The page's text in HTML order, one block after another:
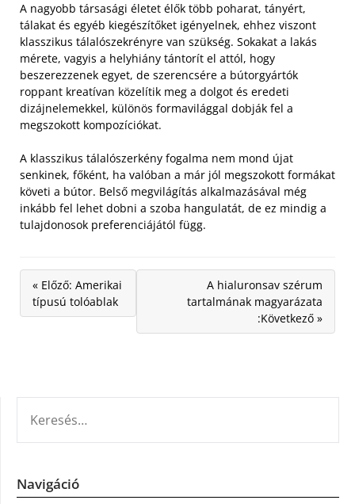
A nagyobb társasági életet élők több poharat, tányért,
tálakat és egyéb kiegészítőket igényelnek, ehhez viszont
klasszikus tálalószekrényre van szükség. Sokakat a lakás
mérete, vagyis a helyhiány tántorít el attól, hogy
beszerezzenek egyet, de szerencsére a bútorgyártók
roppant kreatívan közelítik meg a dolgot és eredeti
dizájnelemekkel, különös formavilággal dobják fel a
megszokott kompozíciókat.
A klasszikus tálalószerkény fogalma nem mond újat
senkinek, főként, ha valóban a már jól megszokott formákat
követi a bútor. Belső megvilágítás alkalmazásával még
inkább fel lehet dobni a szoba hangulatát, de ez mindig a
tulajdonosok preferenciájától függ.
« Előző: Amerikai
típusú tolóablak
A hialuronsav szérum
tartalmának magyarázata
:Következő »
Navigáció